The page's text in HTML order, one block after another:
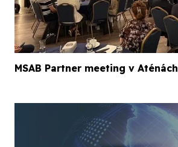
MSAB Partner meeting v Aténách